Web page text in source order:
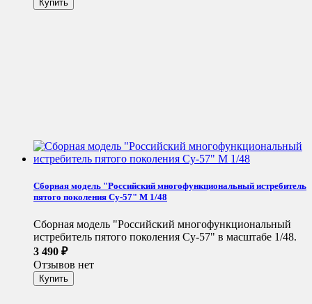
Сборная модель "Российский многофункциональный истребитель
пятого поколения Су-57" М 1/48
Сборная модель "Российский многофункциональный
истребитель пятого поколения Су-57" в масштабе 1/48.
3 490 ₽
Отзывов нет